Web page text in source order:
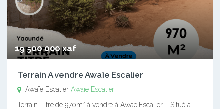
19 500 000 xaf
Terrain A vendre Awaïe Escalier
Awaïe Escalier Awaïe Escalier
Terrain Titré de 970m² à vendre à Awae Escalier – Situé à